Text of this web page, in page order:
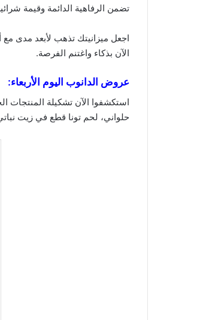
تضمن الرفاهية الدائمة وقيمة
اجعل ميزانيتك تذهب لأبعد مدى
الآن بذكاء واغتنم الفرصة.
عروض الدانوب اليوم الأربعاء:
استكشفوا الآن تشكيلة
حلواني، لحم تونا قطع في زيت